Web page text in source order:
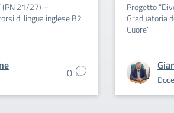
(PN 21/27) –
di lingua inglese B2
0
Progetto
Graduatoria
Cuore”